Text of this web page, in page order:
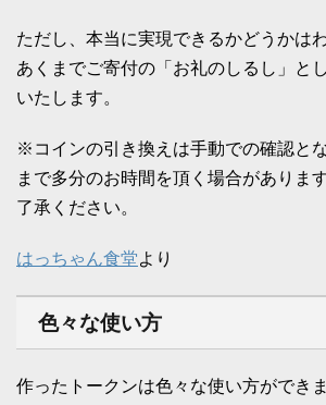
ただし、本当に実現できるかどうかは
あくまでご寄付の「お礼のしるし」と
いたします。
※コインの引き換えは手動での確認と
まで多分のお時間を頂く場合がありま
了承ください。
はっちゃん食堂より
色々な使い方
作ったトークンは色々な使い方ができま